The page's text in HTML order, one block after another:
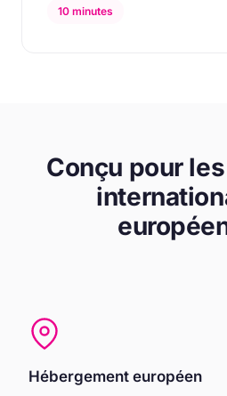
10 minutes
Conçu pour
Hébergement européen